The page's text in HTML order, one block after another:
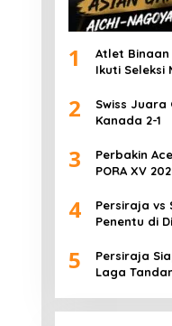
1
Atlet Binaan
Ikuti Seleksi
2
Swiss Juara
Kanada 2-1
3
Perbakin
PORA XV
4
Persiraja vs
Penentu di
5
Persiraja
Laga